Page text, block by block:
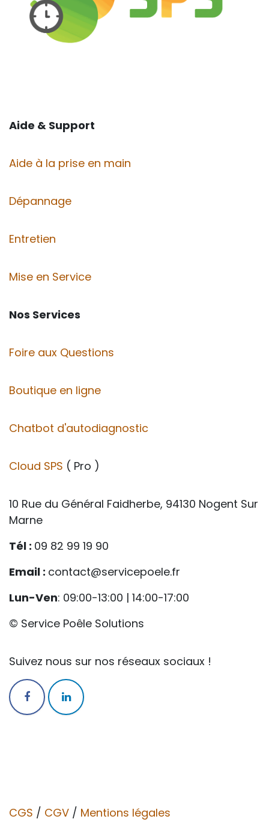
Aide & Support
Aide à la prise en main
Dépannage
Entretien
Mise en Service
Nos Services
Foire aux Questions
Boutique en ligne
Chatbot d'autodiagnostic
Cloud SPS ( Pro )
10 Rue du Général Faidherbe, 94130 Nogent Sur
Marne
Tél : 09 82 99 19 90
Email : contact@servicepoele.fr
Lun-Ven: 09:00-13:00 | 14:00-17:00
© Service Poêle Solutions
Suivez nous sur nos réseaux sociaux !
CGS / CGV​​ / Mentions légales